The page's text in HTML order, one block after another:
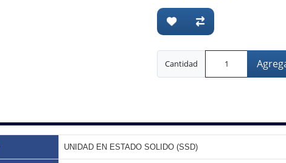
Cantidad
UNIDAD EN ESTADO SOLIDO (SSD)